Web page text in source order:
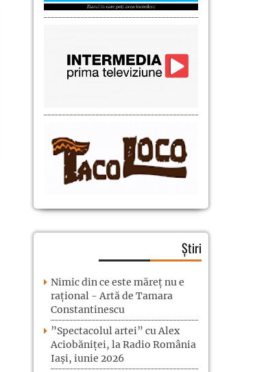
Știri
Nimic din ce este măreț nu e
rațional - Artă de Tamara
Constantinescu
”Spectacolul artei” cu Alex
Aciobăniței, la Radio România
Iași, iunie 2026